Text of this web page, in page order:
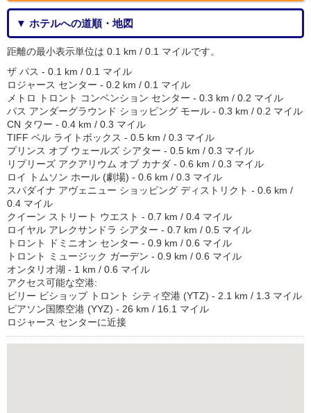
▼ ホテルへの道順・地図
距離の最小表示単位は 0.1 km / 0.1 マイルです。
ザ パス - 0.1 km / 0.1 マイル
ロジャース センター - 0.2 km / 0.1 マイル
メトロ トロント コンベンション センター - 0.3 km / 0.2 マイル
パス アンダーグラウンド ショッピング モール - 0.3 km / 0.2 マイル
CN タワー - 0.4 km / 0.3 マイル
TIFF ベル ライトボックス - 0.5 km / 0.3 マイル
プリンス オブ ウェールズ シアター - 0.5 km / 0.3 マイル
リプリーズ アクアリウム オブ カナダ - 0.6 km / 0.3 マイル
ロイ トムソン ホール (劇場) - 0.6 km / 0.3 マイル
スパダイナ アヴェニュー ショッピング ディストリクト - 0.6 km /
0.4 マイル
クイーン ストリート ウエスト - 0.7 km / 0.4 マイル
ロイヤル アレクサンドラ シアター - 0.7 km / 0.5 マイル
トロント ドミニオン センター - 0.9 km / 0.6 マイル
トロント ミュージック ガーデン - 0.9 km / 0.6 マイル
オンタリオ湖 - 1 km / 0.6 マイル
アクセス可能な空港:
ビリー ビショップ トロント シティ空港 (YTZ) - 2.1 km / 1.3 マイル
ピアソン国際空港 (YYZ) - 26 km / 16.1 マイル
ロジャース センターに近接